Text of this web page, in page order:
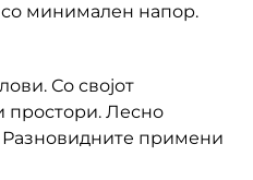
со минимален напор.
Со својот
простори. Лесно
Разновидните примени